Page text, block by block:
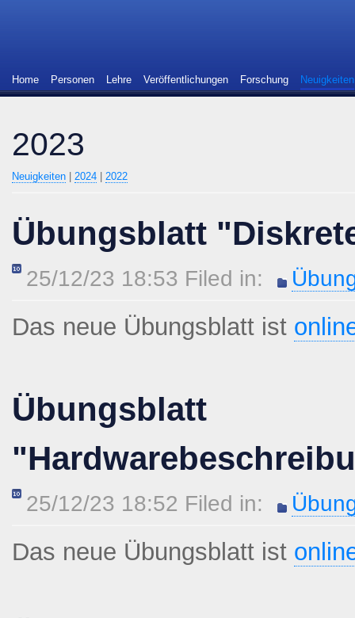
Home Personen Lehre Veröffentlichungen Forschung Neuigkeiten
2023
Neuigkeiten 2024 2022
Übungsblatt
25/12/23 18:53 Filed in:
Das neue Übungsblatt ist
Übungsblatt
25/12/23 18:52 Filed in:
Das neue Übungsblatt ist